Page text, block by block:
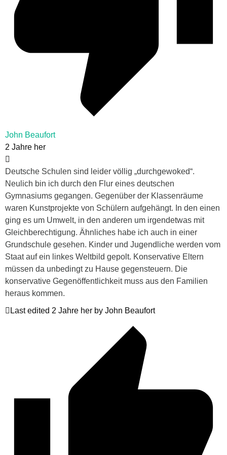
John Beaufort
2 Jahre her
Deutsche Schulen sind leider völlig „durchgewoked“.
Neulich bin ich durch den Flur eines deutschen
Gymnasiums gegangen. Gegenüber der Klassenräume
waren Kunstprojekte von Schülern aufgehängt. In den einen
ging es um Umwelt, in den anderen um irgendetwas mit
Gleichberechtigung. Ähnliches habe ich auch in einer
Grundschule gesehen. Kinder und Jugendliche werden vom
Staat auf ein linkes Weltbild gepolt. Konservative Eltern
müssen da unbedingt zu Hause gegensteuern. Die
konservative Gegenöffentlichkeit muss aus den Familien
heraus kommen.
Last edited 2 Jahre her by John Beaufort